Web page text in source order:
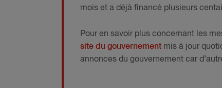
mois et a déjà financé plusieurs
Pour en savoir plus concernant les
site du gouvernement mis à jour
annonces du gouvernement car